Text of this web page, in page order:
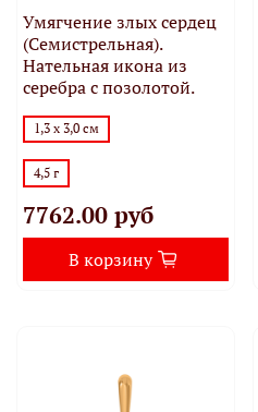
Умягчение злых сердец
(Семистрельная).
Нательная икона из
серебра с позолотой.
1,3 х 3,0 см
4,5 г
7762.00 руб
В корзину